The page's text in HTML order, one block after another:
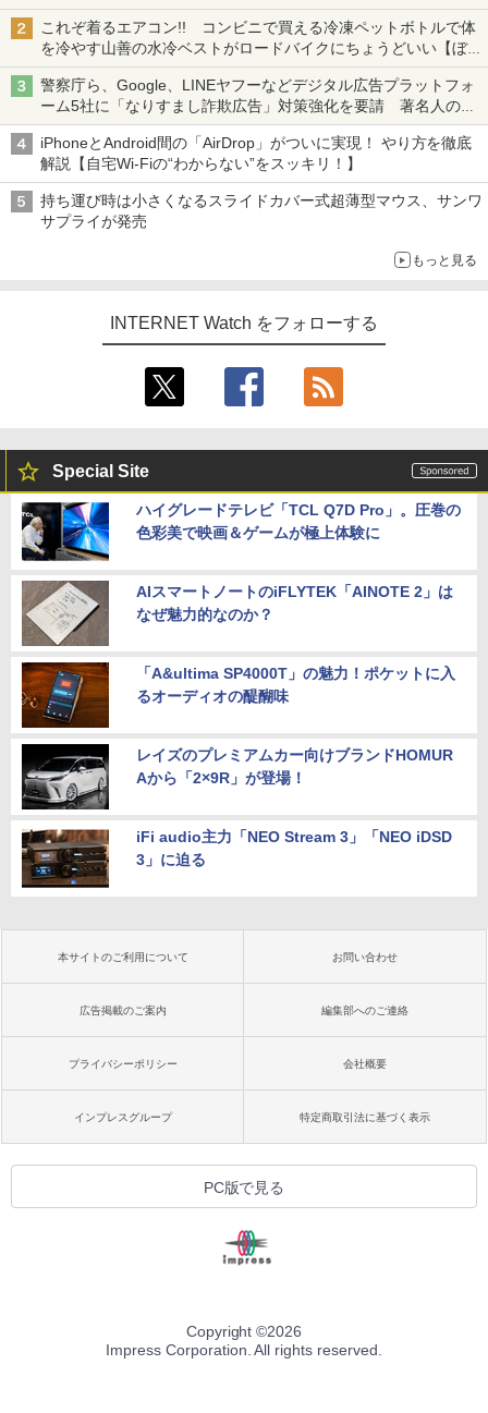
も、持ち替えずに書き込める
これぞ着るエアコン!! コンビニで買える冷凍ペットボトルで体
を冷やす山善の水冷ベストがロードバイクにちょうどいい【ぼっ
ち・ざ・ろーど！その14】【空いた時間でなにしてる？】
警察庁ら、Google、LINEヤフーなどデジタル広告プラットフォ
ーム5社に「なりすまし詐欺広告」対策強化を要請 著名人の写
真や映像を使った投資詐欺などへの対策として
iPhoneとAndroid間の「AirDrop」がついに実現！ やり方を徹底
解説【自宅Wi-Fiの“わからない”をスッキリ！】
持ち運び時は小さくなるスライドカバー式超薄型マウス、サンワ
サプライが発売
もっと見る
INTERNET Watch をフォローする
Special Site
ハイグレードテレビ「TCL Q7D Pro」。圧巻の
色彩美で映画＆ゲームが極上体験に
AIスマートノートのiFLYTEK「AINOTE 2」は
なぜ魅力的なのか？
「A&ultima SP4000T」の魅力！ポケットに入
るオーディオの醍醐味
レイズのプレミアムカー向けブランドHOMUR
Aから「2×9R」が登場！
iFi audio主力「NEO Stream 3」「NEO iDSD
3」に迫る
本サイトのご利用について お問い合わせ
広告掲載のご案内 編集部へのご連絡
プライバシーポリシー 会社概要
インプレスグループ 特定商取引法に基づく表示
PC版で見る
Copyright ©2026
Impress Corporation. All rights reserved.